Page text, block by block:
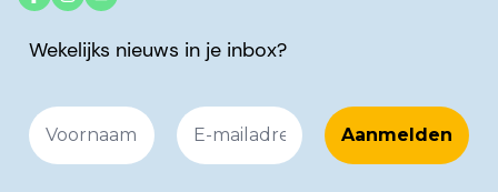
Wekelijks nieuws in je inbox?